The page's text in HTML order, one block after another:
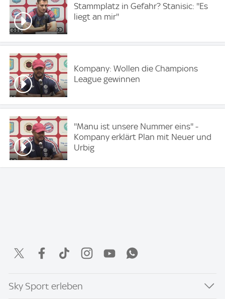
Stammplatz in Gefahr? Stanisic: ''Es
liegt an mir''
Kompany: Wollen die Champions
League gewinnen
''Manu ist unsere Nummer eins'' -
Kompany erklärt Plan mit Neuer und
Urbig
Sky Sport erleben